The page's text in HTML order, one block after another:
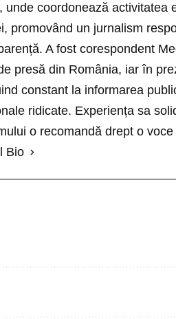
unde coordonează activitatea
promovând un jurnalism
A fost corespondent
presă din România, iar în
constant la informarea
ridicate. Experiența sa
o recomandă drept o
Bio